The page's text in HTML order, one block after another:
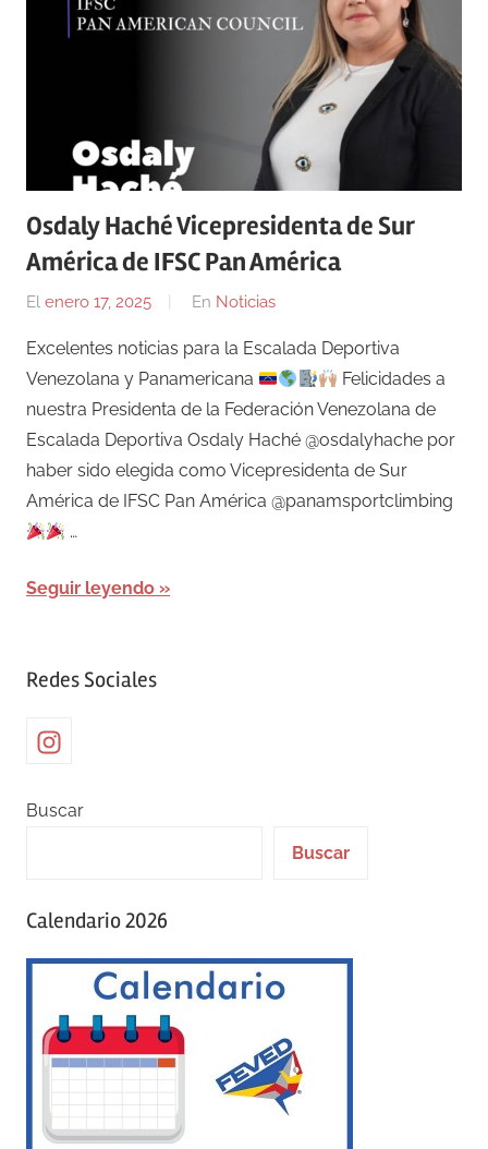
Osdaly Haché Vicepresidenta de Sur
América de IFSC Pan América
El enero 17, 2025
Por
En Noticias
Excelentes noticias para la Escalada Deportiva
Venezolana y Panamericana
Felicidades a
nuestra Presidenta de la Federación Venezolana de
Escalada Deportiva Osdaly Haché @osdalyhache por
haber sido elegida como Vicepresidenta de Sur
América de IFSC Pan América @panamsportclimbing
…
Seguir leyendo
Redes Sociales
Instagram
Buscar
Buscar
Calendario 2026